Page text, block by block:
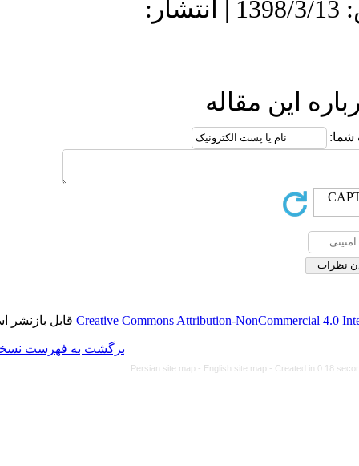
3/13 | پذیرش: 1398/3/13 | انتشار:
Creative Commonsقابل بازنشر است.
برگشت به فهرست نسخه ها
Persian site map -